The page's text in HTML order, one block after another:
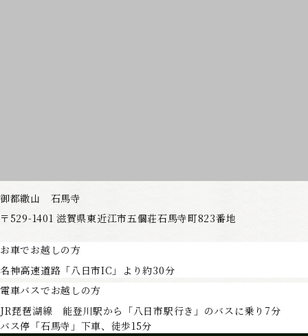
御都繖山 石馬寺
〒529-1401 滋賀県東近江市五個荘石馬寺町823番地
お車でお越しの方
名神高速道路「八日市IC」より約30分
電車バスでお越しの方
JR琵琶湖線 能登川駅から「八日市駅行き」のバスに乗り7分
バス停「石馬寺」下車、徒歩15分